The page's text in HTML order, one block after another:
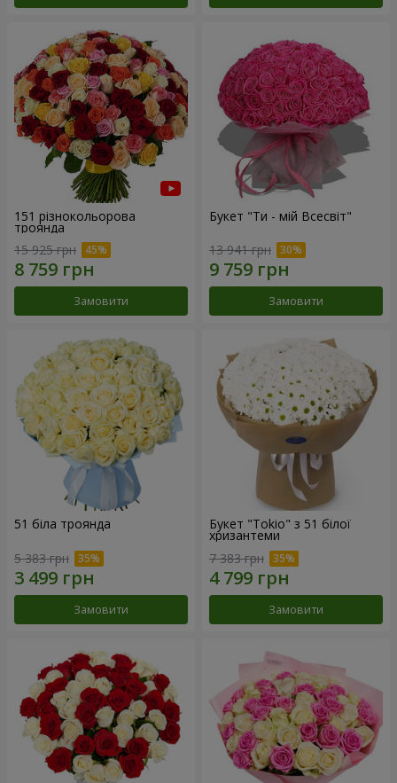
151 різнокольорова
троянда
15 925 грн
Замовити
Букет "Ти - мій Всесвіт"
13 941 грн
Замовити
51 біла троянда
5 383 грн
Замовити
Букет "Tokio" з 51 білої
хризантеми
7 383 грн
Замовити